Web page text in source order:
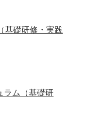
基礎研修・実践
ラム（基礎研